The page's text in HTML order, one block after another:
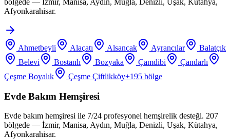
bölgede — İzmir, Manisa, Aydın, Muğla, Denizli, Uşak, Kütahya,
Afyonkarahisar.
Ahmetbeyli Alaçatı Alsancak Ayrancılar
Balatçık
Belevi
Bostanlı Bozyaka Çamdibi
Çandarlı
Çeşme Boyalık
Çeşme Çiftlikköy+195 bölge
Evde Bakım Hemşiresi
Evde bakım hemşiresi ile 7/24 profesyonel hemşirelik desteği. 207
bölgede — İzmir, Manisa, Aydın, Muğla, Denizli, Uşak, Kütahya,
Afyonkarahisar.